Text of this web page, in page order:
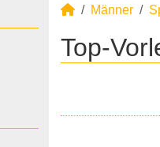
Männer
Top-